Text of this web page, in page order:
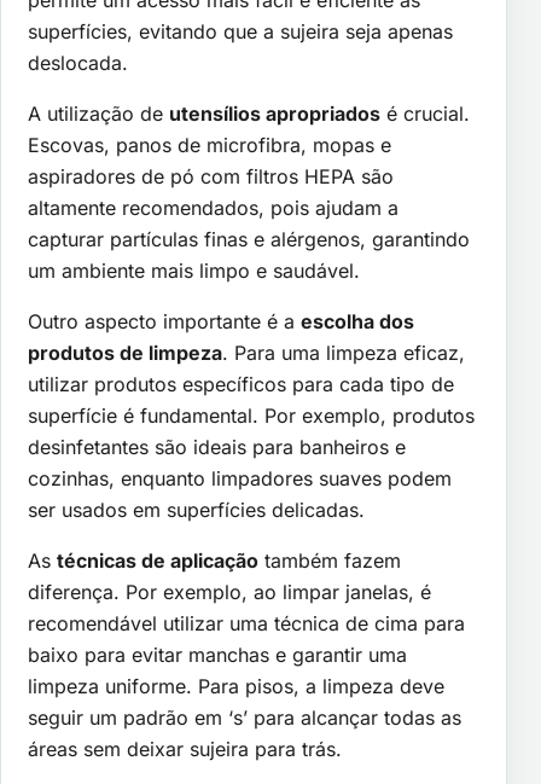
superfícies, evitando que a sujeira seja apenas
deslocada.
A utilização de utensílios apropriados é crucial.
Escovas, panos de microfibra, mopas e
aspiradores de pó com filtros HEPA são
altamente recomendados, pois ajudam a
capturar partículas finas e alérgenos, garantindo
um ambiente mais limpo e saudável.
Outro aspecto importante é a escolha dos
produtos de limpeza. Para uma limpeza eficaz,
utilizar produtos específicos para cada tipo de
superfície é fundamental. Por exemplo, produtos
desinfetantes são ideais para banheiros e
cozinhas, enquanto limpadores suaves podem
ser usados em superfícies delicadas.
As técnicas de aplicação também fazem
diferença. Por exemplo, ao limpar janelas, é
recomendável utilizar uma técnica de cima para
baixo para evitar manchas e garantir uma
limpeza uniforme. Para pisos, a limpeza deve
seguir um padrão em ‘s’ para alcançar todas as
áreas sem deixar sujeira para trás.